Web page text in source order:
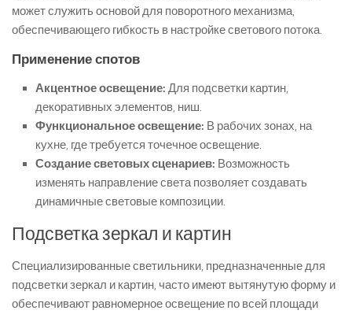
может служить основой для поворотного механизма,
обеспечивающего гибкость в настройке светового потока.
Применение спотов
Акцентное освещение: Для подсветки картин,
декоративных элементов, ниш.
Функциональное освещение: В рабочих зонах, на
кухне, где требуется точечное освещение.
Создание световых сценариев: Возможность
изменять направление света позволяет создавать
динамичные световые композиции.
Подсветка зеркал и картин
Специализированные светильники, предназначенные для
подсветки зеркал и картин, часто имеют вытянутую форму и
обеспечивают равномерное освещение по всей площади